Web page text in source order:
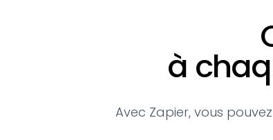
à
Avec Zapier, vous